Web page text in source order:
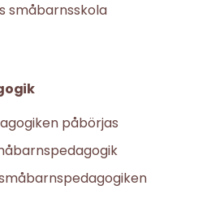
småbarnsskola
påbörjas